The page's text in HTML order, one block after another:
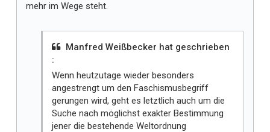
mehr im Wege steht.
Manfred Weißbecker hat geschrieben
:
Wenn heutzutage wieder besonders
angestrengt um den Faschismusbegriff
gerungen wird, geht es letztlich auch um die
Suche nach möglichst exakter Bestimmung
jener die bestehende Weltordnung